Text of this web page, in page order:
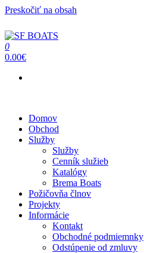
Preskočiť na obsah
SF BOATS
Predaj, oprava, servis člnov a lodí
0
0.00€
Domov
Obchod
Služby
Služby
Cenník služieb
Katalógy
Brema Boats
Požičovňa člnov
Projekty
Informácie
Kontakt
Obchodné podmiemnky
Odstúpenie od zmluvy